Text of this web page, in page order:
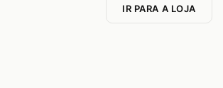
IR PARA A LOJA